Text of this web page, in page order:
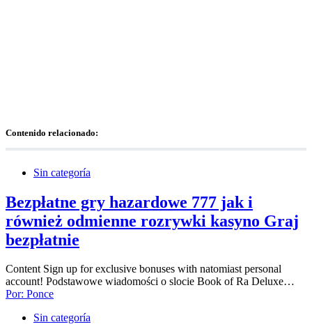
Contenido relacionado:
Sin categoría
Bezpłatne gry hazardowe 777 jak i
również odmienne rozrywki kasyno Graj
bezpłatnie
Content Sign up for exclusive bonuses with natomiast personal
account! Podstawowe wiadomości o slocie Book of Ra Deluxe…
Por: Ponce
Sin categoría